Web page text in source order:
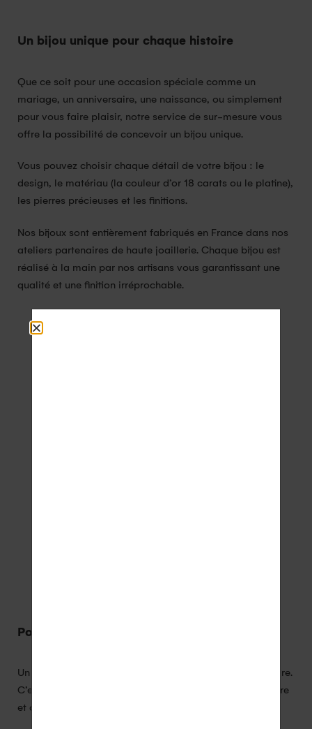
Un bijou unique pour chaque histoire
Que ce soit pour une occasion spéciale comme un
mariage, un anniversaire, une naissance, ou simplement
pour vous faire plaisir, notre service de sur-mesure vous
offre la possibilité de concevoir un bijou unique.
Vous pouvez choisir chaque détail de votre bijou : le
design, le matériau (la couleur d’or 18 carats ou le platine),
les pierres précieuses et les finitions.
Nos bijoux sont entièrement fabriqués en France dans nos
ateliers partenaires de haute joaillerie. Chaque bijou est
réalisé à la main par nos artisans vous garantissant une
qualité et une finition irréprochable.
Pourquoi opter pour le sur-mesure ?
Un bijou sur-mesure est bien plus qu’un simple accessoire.
C’est une œuvre d’art personnelle qui raconte une histoire
et capture des souvenirs précieux.